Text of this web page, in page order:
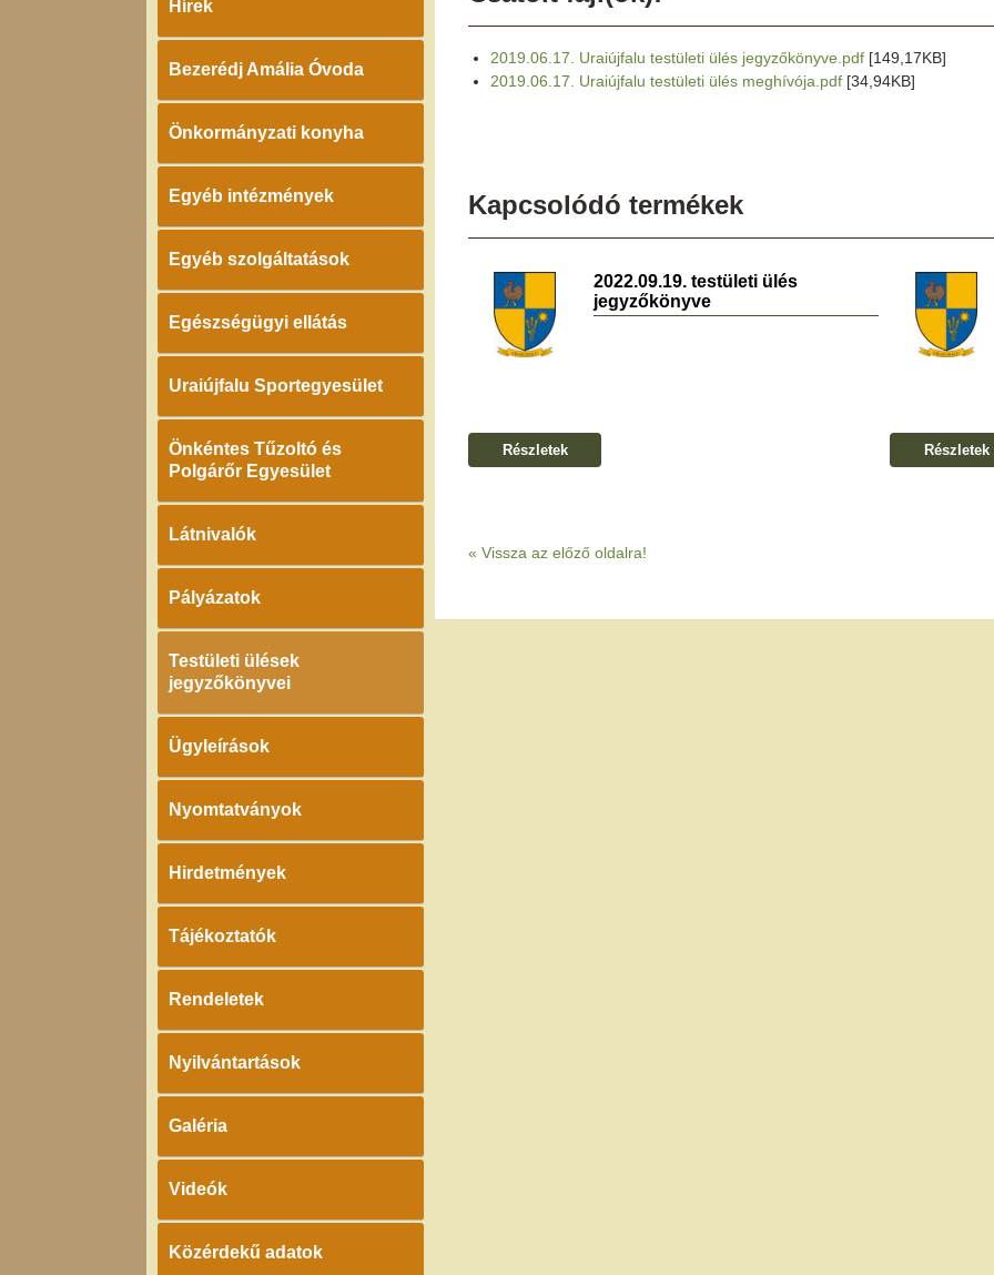
Hírek
Bezerédj Amália Óvoda
Önkormányzati konyha
Egyéb intézmények
Egyéb szolgáltatások
Egészségügyi ellátás
Uraiújfalu Sportegyesület
Önkéntes Tűzoltó és
Polgárőr Egyesület
Látnivalók
Pályázatok
Testületi ülések
jegyzőkönyvei
Ügyleírások
Nyomtatványok
Hirdetmények
Tájékoztatók
Rendeletek
Nyilvántartások
Galéria
Videók
Közérdekű adatok
2019.06.17. Uraiújfalu testületi ülés jegyzőkönyve.pdf [149,17KB]
2019.06.17. Uraiújfalu testületi ülés meghívója.pdf [34,94KB]
Kapcsolódó termékek
2022.09.19. testületi ülés
jegyzőkönyve
Részletek Részletek
« Vissza az előző oldalra!